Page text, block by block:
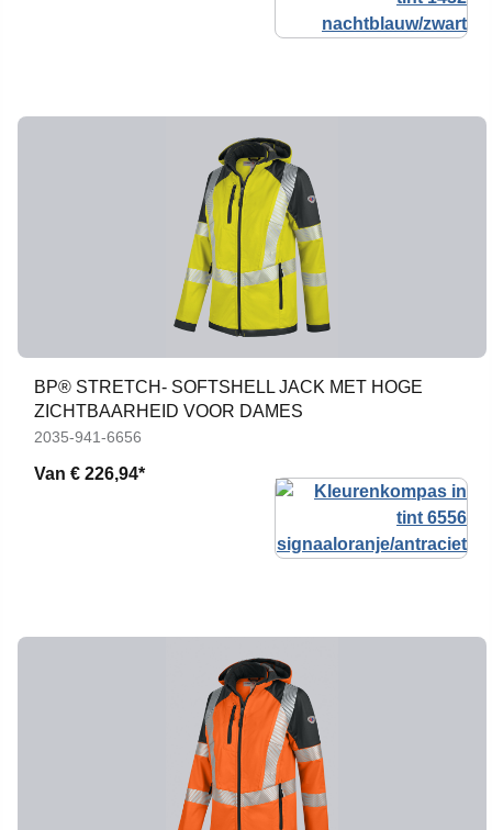
BP® STRETCH- SOFTSHELL JACK MET HOGE
ZICHTBAARHEID VOOR DAMES
2035-941-6656
Van € 226,94*